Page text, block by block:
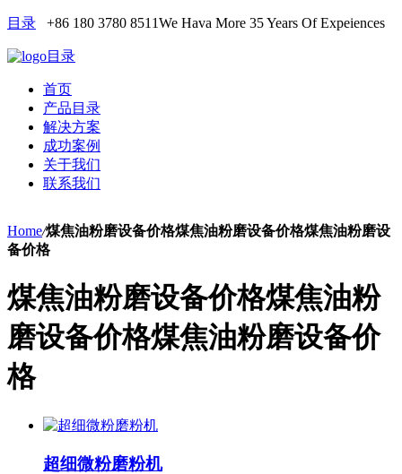
目录 +86 180 3780 8511We Hava More 35 Years Of Expeiences
目录
首页
产品目录
解决方案
成功案例
关于我们
联系我们
Home/煤焦油粉磨设备价格煤焦油粉磨设备价格煤焦油粉磨设
备价格
煤焦油粉磨设备价格煤焦油粉
磨设备价格煤焦油粉磨设备价
格
超细微粉磨粉机